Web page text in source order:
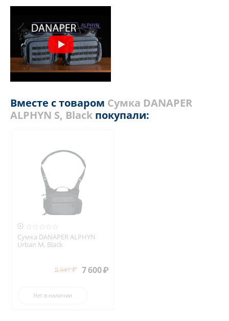
Вместе с товаром Сумка DANAPER
ALPHYN S, Black покупали:

Сумка DANAPER ALPHYN
Urban M, Black
8 941₽ 7 600₽
Нет в наличии